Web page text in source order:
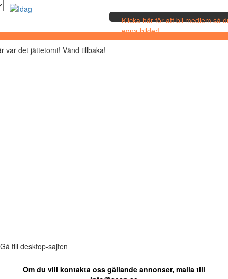
Klicka här för att bli medlem så
egna bilder!
var det jättetomt! Vänd tillbaka!
Gå till desktop-sajten
Om du vill kontakta oss gällande annonser, maila till